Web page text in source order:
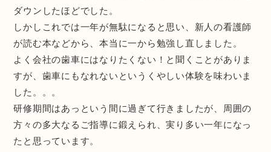
ダウンしたほどでした。
しかしこれでは一年が無駄になると思い、新人の看護師
が読む本などから、本当に一から勉強し直しました。
よく会社の歯車にはなりたくない！と聞くことがありま
すが、歯車にもなれないというくやしい体験を味わいま
した。。。
研修期間はあっという間に過ぎて行きましたが、周囲の
方々の多大なるご指導に鍛えられ、実り多い一年になっ
たと思っています。